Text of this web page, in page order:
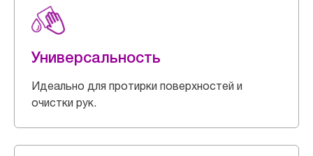
Универсальность
Идеально для протирки поверхностей и
очистки рук.